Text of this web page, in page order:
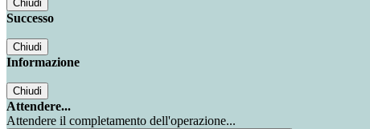
Chiudi
Successo
Chiudi
Informazione
Chiudi
Attendere...
Attendere il completamento dell'operazione...